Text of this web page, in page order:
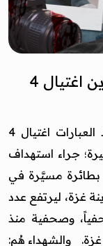
المركز القطري للصحافة يدين اغتيال 4
يدين المركز القطري للصحافة بأشد العبارات اغتيال 4
جراء استهداف
بطائرة مسيَّرة في
غزة، ليرتفع عدد
الصحفيين إلى 228 صحفياً، وصحفية منذ
غزة. والشهداء هُم: